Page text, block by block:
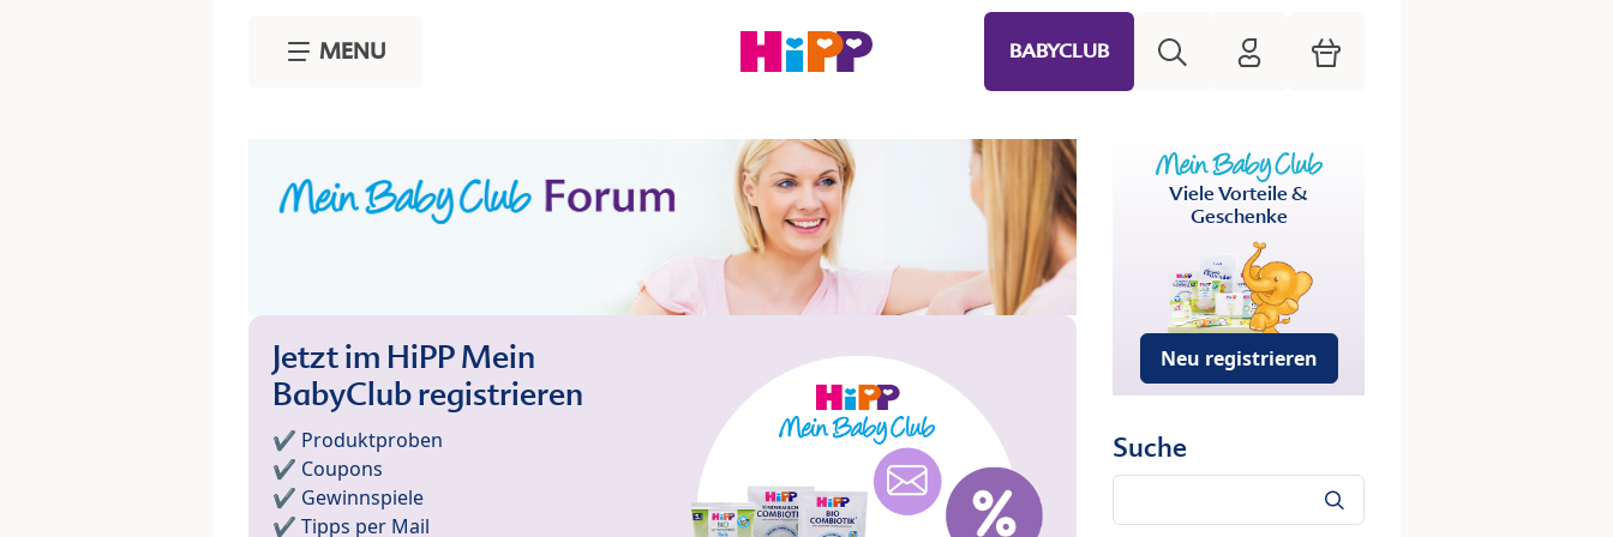
MENU BABYCLUB HiPP Mein Babyclub
Warenkorb
Jetzt im HiPP Mein
BabyClub registrieren
✔️ Produktproben
✔️ Coupons
✔️ Gewinnspiele
✔️ Tipps per Mail
Viele Vorteile &
Geschenke
Neu registrieren
Suche